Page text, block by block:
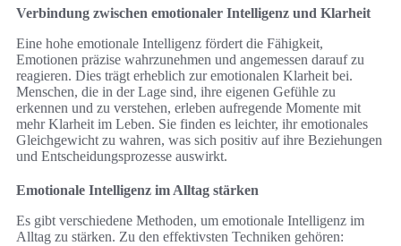
Verbindung zwischen emotionaler Intelligenz und Klarheit
Eine hohe emotionale Intelligenz fördert die Fähigkeit,
Emotionen präzise wahrzunehmen und angemessen darauf zu
reagieren. Dies trägt erheblich zur emotionalen Klarheit bei.
Menschen, die in der Lage sind, ihre eigenen Gefühle zu
erkennen und zu verstehen, erleben aufregende Momente mit
mehr Klarheit im Leben. Sie finden es leichter, ihr emotionales
Gleichgewicht zu wahren, was sich positiv auf ihre Beziehungen
und Entscheidungsprozesse auswirkt.
Emotionale Intelligenz im Alltag stärken
Es gibt verschiedene Methoden, um emotionale Intelligenz im
Alltag zu stärken. Zu den effektivsten Techniken gehören: